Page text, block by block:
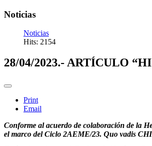
Noticias
Noticias
Hits: 2154
28/04/2023.- ARTÍCULO
Print
Email
Conforme al acuerdo de colaboración de la
el marco del Ciclo 2AEME/23. Quo vadis